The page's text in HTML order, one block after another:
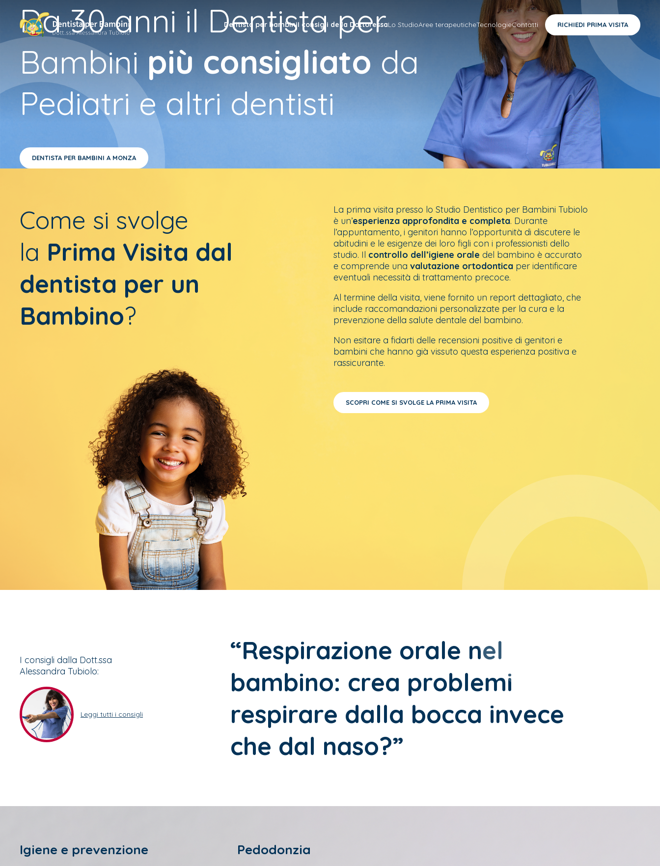
Dentista per bambiniI consigli della DottoressaLo StudioAree terapeuticheTecnologieContatti RICHIEDI PRIMA VISITA
Da 30 anni il Dentista per
Bambinipiù consigliatoda
Pediatri e altri dentisti
DENTISTA PER BAMBINI A MONZA
Come si svolge
la Prima Visita dal
dentista per un
Bambino?
La prima visita presso lo Studio Dentistico per Bambini Tubiolo
è un’esperienza approfondita e completa. Durante
l’appuntamento, i genitori hanno l’opportunità di discutere le
abitudini e le esigenze dei loro figli con i professionisti dello
studio. Il controllo dell’igiene orale del bambino è accurato
e comprende una valutazione ortodontica per identificare
eventuali necessità di trattamento precoce.
Al termine della visita, viene fornito un report dettagliato, che
include raccomandazioni personalizzate per la cura e la
prevenzione della salute dentale del bambino.
Non esitare a fidarti delle recensioni positive di genitori e
bambini che hanno già vissuto questa esperienza positiva e
rassicurante.
SCOPRI COME SI SVOLGE LA PRIMA VISITA
I consigli dalla Dott.ssa
Alessandra Tubiolo:
Leggi tutti i consigli
“Respirazione orale nel
bambino: crea problemi
respirare dalla bocca invece
che dal naso?”
Igiene e prevenzione Pedodonzia